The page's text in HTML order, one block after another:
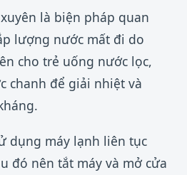
là biện pháp quan
lượng nước mất đi do
cho trẻ uống nước lọc,
chanh để giải nhiệt và
dụng máy lạnh liên tục
đó nên tắt máy và mở cửa